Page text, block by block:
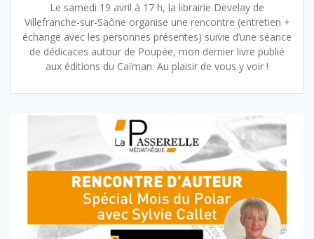
Le samedi 19 avril à 17 h, la librairie Develay de
Villefranche-sur-Saône organise une rencontre (entretien +
échange avec les personnes présentes) suivie d’une séance
de dédicaces autour de Poupée, mon dernier livre publié
aux éditions du Caïman. Au plaisir de vous y voir !